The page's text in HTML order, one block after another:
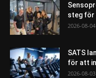
steg för
2026-08-04
SATS
för att
2026-08-03